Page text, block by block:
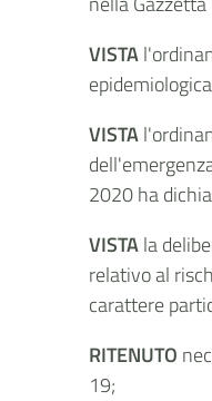
VISTA
VISTA
2020 ha
VISTAla
relativo al
carattere
RITENUTO
19;